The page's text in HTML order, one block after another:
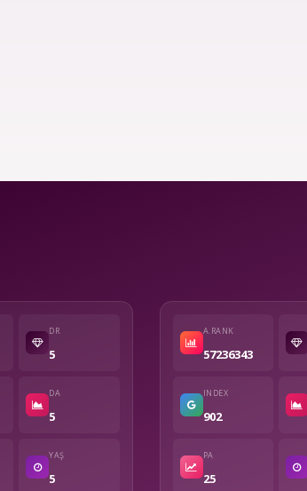
DR
5
DA
5
YAŞ
5
A.RANK
57236343
INDEX
902
PA
25